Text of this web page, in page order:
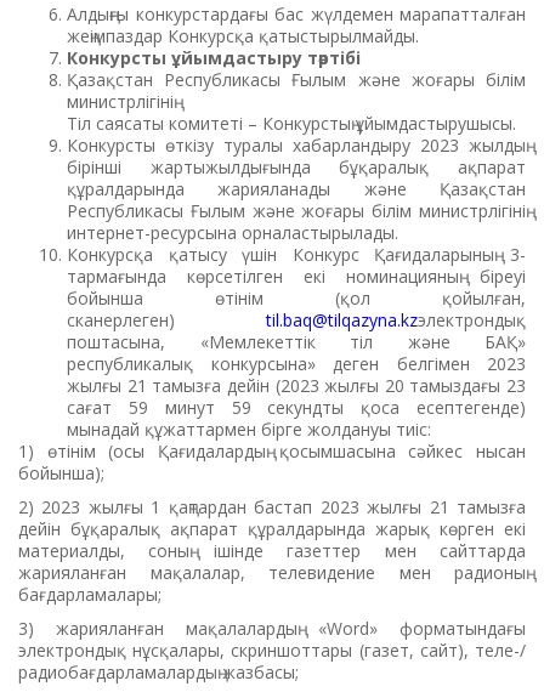
Алдыңғы конкурстардағы бас жүлдемен марапатталған
жеңімпаздар Конкурсқа қатыстырылмайды.
Конкурсты ұйымдастыру тәртібі
Қазақстан Республикасы Ғылым және жоғары білім
министрлігінің
Тіл саясаты комитеті – Конкурстың ұйымдастырушысы.
Конкурсты өткізу туралы хабарландыру 2023 жылдың
бірінші жартыжылдығында бұқаралық ақпарат
құралдарында жарияланады және Қазақстан
Республикасы Ғылым және жоғары білім министрлігінің
интернет-ресурсына орналастырылады.
Конкурсқа қатысу үшін Конкурс Қағидаларының 3-
тармағында көрсетілген екі номинацияның біреуі
бойынша өтінім (қол қойылған,
сканерлеген)til.baq@tilqazyna.kzэлектрондық
поштасына, «Мемлекеттік тіл және БАҚ»
республикалық конкурсына» деген белгімен 2023
жылғы 21 тамызға дейін (2023 жылғы 20 тамыздағы 23
сағат 59 минут 59 секундты қоса есептегенде)
мынадай құжаттармен бірге жолдануы тиіс:
1) өтінім (осы Қағидалардың қосымшасына сәйкес нысан
бойынша);
2) 2023 жылғы 1 қаңтардан бастап 2023 жылғы 21 тамызға
дейін бұқаралық ақпарат құралдарында жарық көрген екі
материалды, соның ішінде газеттер мен сайттарда
жарияланған мақалалар, телевидение мен радионың
бағдарламалары;
3) жарияланған мақалалардың «Word» форматындағы
электрондық нұсқалары, скриншоттары (газет, сайт), теле-/
радиобағдарламалардың жазбасы;